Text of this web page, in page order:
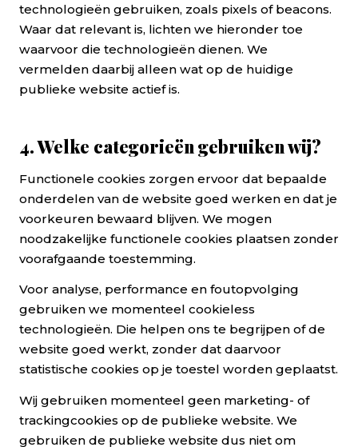
technologieën gebruiken, zoals pixels of beacons.
Waar dat relevant is, lichten we hieronder toe
waarvoor die technologieën dienen. We
vermelden daarbij alleen wat op de huidige
publieke website actief is.
4. Welke categorieën gebruiken wij?
Functionele cookies zorgen ervoor dat bepaalde
onderdelen van de website goed werken en dat je
voorkeuren bewaard blijven. We mogen
noodzakelijke functionele cookies plaatsen zonder
voorafgaande toestemming.
Voor analyse, performance en foutopvolging
gebruiken we momenteel cookieless
technologieën. Die helpen ons te begrijpen of de
website goed werkt, zonder dat daarvoor
statistische cookies op je toestel worden geplaatst.
Wij gebruiken momenteel geen marketing- of
trackingcookies op de publieke website. We
gebruiken de publieke website dus niet om